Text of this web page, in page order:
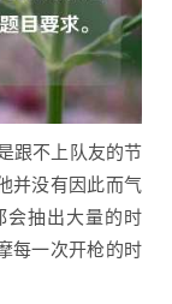
跟不上队友的节
并没有因此而气
会抽出大量的时
每一次开枪的时